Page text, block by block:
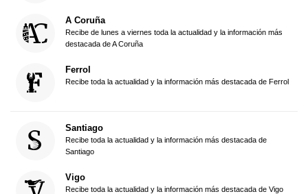
A Coruña
Recibe de lunes a viernes toda la actualidad y la información más
destacada de A Coruña
Ferrol
Recibe toda la actualidad y la información más destacada de Ferrol
Santiago
Recibe toda la actualidad y la información más destacada de
Santiago
Vigo
Recibe toda la actualidad y la información más destacada de Vigo